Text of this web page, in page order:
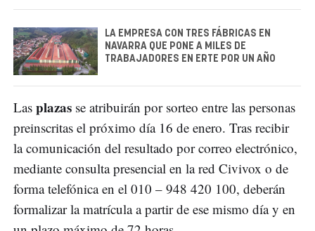
LA EMPRESA CON TRES FÁBRICAS EN
NAVARRA QUE PONE A MILES DE
TRABAJADORES EN ERTE POR UN AÑO
Las plazas se atribuirán por sorteo entre las personas
preinscritas el próximo día 16 de enero. Tras recibir
la comunicación del resultado por correo electrónico,
mediante consulta presencial en la red Civivox o de
forma telefónica en el 010 – 948 420 100, deberán
formalizar la matrícula a partir de ese mismo día y en